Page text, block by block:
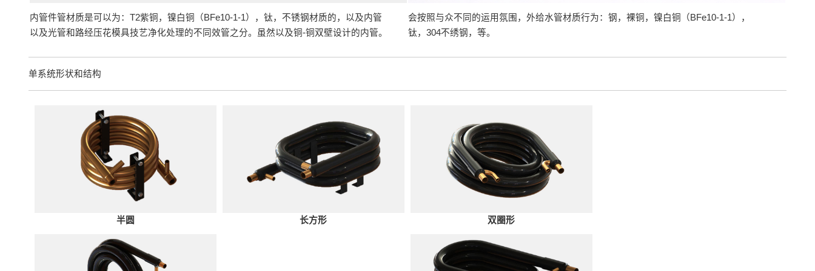
内管件管材质是可以为：T2紫铜，镍白铜（BFe10-1-1），钛，不锈钢材质的，以及内管
以及光管和路经压花模具技艺净化处理的不同效管之分。虽然以及铜-铜双壁设计的内管。
会按照与众不同的运用氛围，外给水管材质行为：钢，裸铜，镍白铜（BFe10-1-1），
钛，304不绣钢，等。
单系统形状和结构
半圆 长方形 双圈形